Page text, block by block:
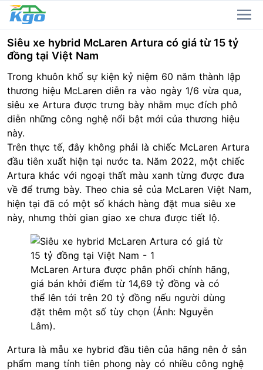
Siêu xe hybrid McLaren Artura có giá từ 15 tỷ
đồng tại Việt Nam
Trong khuôn khổ sự kiện kỷ niệm 60 năm thành lập
thương hiệu McLaren diễn ra vào ngày 1/6 vừa qua,
siêu xe Artura được trưng bày nhằm mục đích phô
diễn những công nghệ nổi bật mới của thương hiệu
này.
Trên thực tế, đây không phải là chiếc McLaren Artura
đầu tiên xuất hiện tại nước ta. Năm 2022, một chiếc
Artura khác với ngoại thất màu xanh từng được đưa
về để trưng bày. Theo chia sẻ của McLaren Việt Nam,
hiện tại đã có một số khách hàng đặt mua siêu xe
này, nhưng thời gian giao xe chưa được tiết lộ.
McLaren Artura được phân phối chính hãng,
giá bán khởi điểm từ 14,69 tỷ đồng và có
thể lên tới trên 20 tỷ đồng nếu người dùng
đặt thêm một số tùy chọn (Ảnh: Nguyễn
Lâm).
Artura là mẫu xe hybrid đầu tiên của hãng nên ở sản
phẩm mang tính tiên phong này có nhiều công nghệ